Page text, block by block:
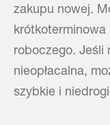
zakupu nowej.
roboczego. Jeśli
nieopłacalna,
szybkie i